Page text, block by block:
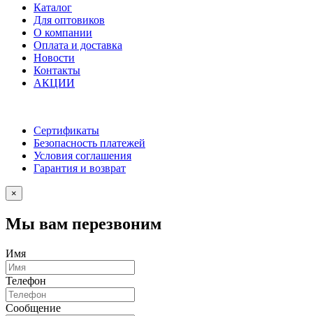
Каталог
Для оптовиков
О компании
Оплата и доставка
Новости
Контакты
АКЦИИ
Сертификаты
Безопасность платежей
Условия соглашения
Гарантия и возврат
×
Мы вам перезвоним
Имя
Телефон
Сообщение